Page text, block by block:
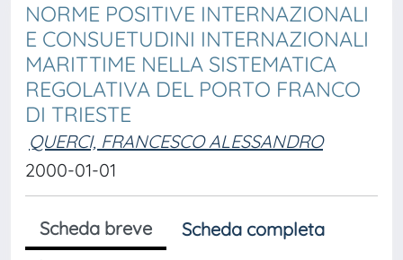
NORME POSITIVE INTERNAZIONALI
E CONSUETUDINI INTERNAZIONALI
MARITTIME NELLA SISTEMATICA
REGOLATIVA DEL PORTO FRANCO
DI TRIESTE
QUERCI, FRANCESCO ALESSANDRO
2000-01-01
Scheda breve Scheda completa